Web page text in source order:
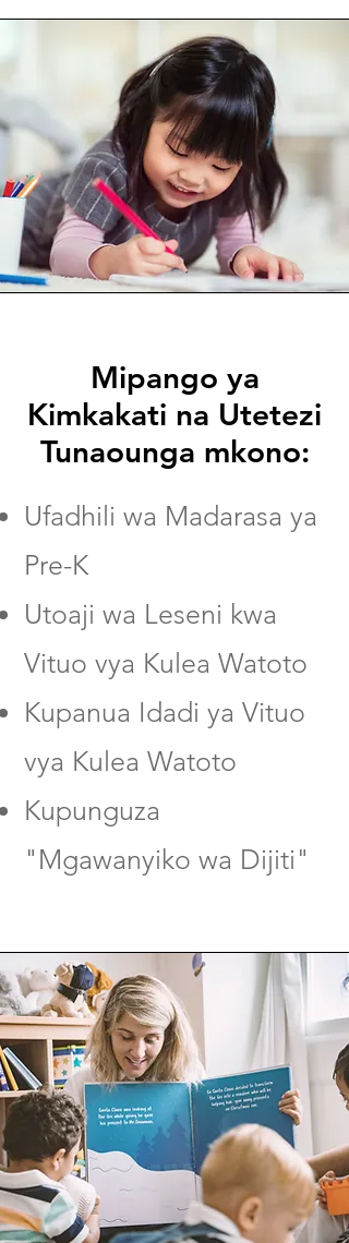
Mipango ya
Kimkakati na Utetezi
Tunaounga mkono:
Ufadhili wa Madarasa ya
Pre-K
Utoaji wa Leseni kwa
Vituo vya Kulea Watoto
Kupanua Idadi ya Vituo
vya Kulea Watoto
Kupunguza
"Mgawanyiko wa Dijiti"